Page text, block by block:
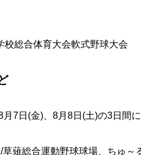
総合体育大会軟式野球大会
7日(金)、8月8日(土)の3日間
薙総合運動野球球場、ちゅ～